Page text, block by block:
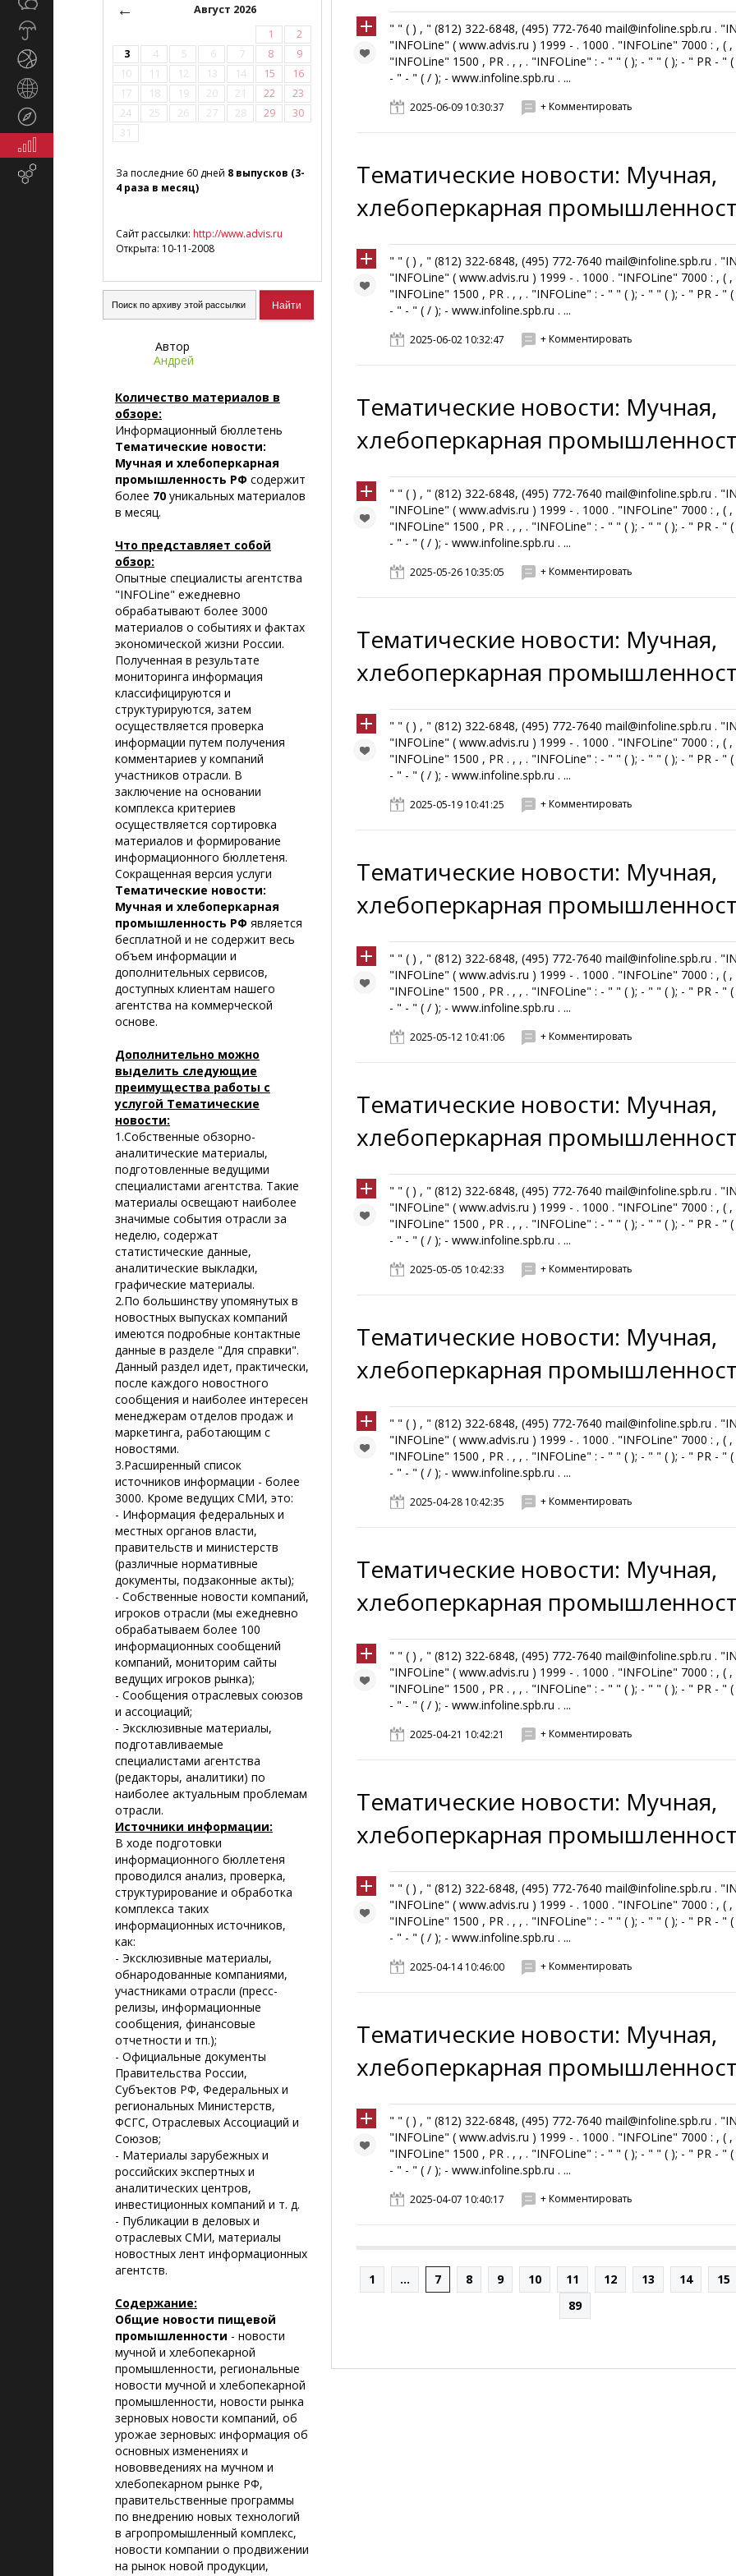
Экономика
маркетинг
←
Август 2026
1
2
3
4 5 6 7 8
9
10
11 12 13 14 15
16
17
18 19 20 21 22
23
24
25 26 27 28 29
30
31
За последние 60 дней 8 выпусков (3-
4 раза в месяц)
Сайт рассылки: http://www.advis.ru
Открыта: 10-11-2008
Автор
Андрей
Количество материалов в
обзоре:
Информационный бюллетень
Тематические новости:
Мучная и хлебоперкарная
промышленность РФ содержит
более 70 уникальных материалов
в месяц.
Что представляет собой
обзор:
Опытные специалисты агентства
"INFOLine" ежедневно
обрабатывают более 3000
материалов о событиях и фактах
экономической жизни России.
Полученная в результате
мониторинга информация
классифицируются и
структурируются, затем
осуществляется проверка
информации путем получения
комментариев у компаний
участников отрасли. В
заключение на основании
комплекса критериев
осуществляется сортировка
материалов и формирование
информационного бюллетеня.
Сокращенная версия услуги
Тематические новости:
Мучная и хлебоперкарная
промышленность РФ является
бесплатной и не содержит весь
объем информации и
дополнительных сервисов,
доступных клиентам нашего
агентства на коммерческой
основе.
Дополнительно можно
выделить следующие
преимущества работы с
услугой Тематические
новости:
1.Собственные обзорно-
аналитические материалы,
подготовленные ведущими
специалистами агентства. Такие
материалы освещают наиболее
значимые события отрасли за
неделю, содержат
статистические данные,
аналитические выкладки,
графические материалы.
2.По большинству упомянутых в
новостных выпусках компаний
имеются подробные контактные
данные в разделе "Для справки".
Данный раздел идет, практически,
после каждого новостного
сообщения и наиболее интересен
менеджерам отделов продаж и
маркетинга, работающим с
новостями.
3.Расширенный список
источников информации - более
3000. Кроме ведущих СМИ, это:
- Информация федеральных и
местных органов власти,
правительств и министерств
(различные нормативные
документы, подзаконные акты);
- Собственные новости компаний,
игроков отрасли (мы ежедневно
обрабатываем более 100
информационных сообщений
компаний, мониторим сайты
ведущих игроков рынка);
- Сообщения отраслевых союзов
и ассоциаций;
- Эксклюзивные материалы,
подготавливаемые
специалистами агентства
(редакторы, аналитики) по
наиболее актуальным проблемам
отрасли.
Источники информации:
В ходе подготовки
информационного бюллетеня
проводился анализ, проверка,
структурирование и обработка
комплекса таких
информационных источников,
как:
- Эксклюзивные материалы,
обнародованные компаниями,
участниками отрасли (пресс-
релизы, информационные
сообщения, финансовые
отчетности и тп.);
- Официальные документы
Правительства России,
Субъектов РФ, Федеральных и
региональных Министерств,
ФСГС, Отраслевых Ассоциаций и
Союзов;
- Материалы зарубежных и
российских экспертных и
аналитических центров,
инвестиционных компаний и т. д.
- Публикации в деловых и
отраслевых СМИ, материалы
новостных лент информационных
агентств.
Содержание:
Общие новости пищевой
промышленности - новости
мучной и хлебопекарной
промышленности, региональные
новости мучной и хлебопекарной
промышленности, новости рынка
зерновых новости компаний, об
урожае зерновых: информация об
основных изменениях и
нововведениях на мучном и
хлебопекарном рынке РФ,
правительственные программы
по внедрению новых технологий
в агропромышленный комплекс,
новости компании о продвижении
на рынок новой продукции,
" " ( ) , " (812) 322-6848, (495) 772-7640 mail@infoline.spb.ru .
"INFOLine" ( www.advis.ru ) 1999 - . 1000 . "INFOLine" 7000 : , ( ,
"INFOLine" 1500 , PR . , , . "INFOLine" : - " " ( ); - " " ( ); - " PR - " (
- " - " ( / ); - www.infoline.spb.ru . ...
2025-06-09 10:30:37 + Комментировать
Тематические новости: Мучная,
хлебоперкарная
" " ( ) , " (812) 322-6848, (495) 772-7640 mail@infoline.spb.ru .
"INFOLine" ( www.advis.ru ) 1999 - . 1000 . "INFOLine" 7000 : , ( ,
"INFOLine" 1500 , PR . , , . "INFOLine" : - " " ( ); - " " ( ); - " PR - " (
- " - " ( / ); - www.infoline.spb.ru . ...
2025-06-02 10:32:47 + Комментировать
Тематические новости: Мучная,
хлебоперкарная
" " ( ) , " (812) 322-6848, (495) 772-7640 mail@infoline.spb.ru .
"INFOLine" ( www.advis.ru ) 1999 - . 1000 . "INFOLine" 7000 : , ( ,
"INFOLine" 1500 , PR . , , . "INFOLine" : - " " ( ); - " " ( ); - " PR - " (
- " - " ( / ); - www.infoline.spb.ru . ...
2025-05-26 10:35:05 + Комментировать
Тематические новости: Мучная,
хлебоперкарная
" " ( ) , " (812) 322-6848, (495) 772-7640 mail@infoline.spb.ru .
"INFOLine" ( www.advis.ru ) 1999 - . 1000 . "INFOLine" 7000 : , ( ,
"INFOLine" 1500 , PR . , , . "INFOLine" : - " " ( ); - " " ( ); - " PR - " (
- " - " ( / ); - www.infoline.spb.ru . ...
2025-05-19 10:41:25 + Комментировать
Тематические новости: Мучная,
хлебоперкарная
" " ( ) , " (812) 322-6848, (495) 772-7640 mail@infoline.spb.ru .
"INFOLine" ( www.advis.ru ) 1999 - . 1000 . "INFOLine" 7000 : , ( ,
"INFOLine" 1500 , PR . , , . "INFOLine" : - " " ( ); - " " ( ); - " PR - " (
- " - " ( / ); - www.infoline.spb.ru . ...
2025-05-12 10:41:06 + Комментировать
Тематические новости: Мучная,
хлебоперкарная
" " ( ) , " (812) 322-6848, (495) 772-7640 mail@infoline.spb.ru .
"INFOLine" ( www.advis.ru ) 1999 - . 1000 . "INFOLine" 7000 : , ( ,
"INFOLine" 1500 , PR . , , . "INFOLine" : - " " ( ); - " " ( ); - " PR - " (
- " - " ( / ); - www.infoline.spb.ru . ...
2025-05-05 10:42:33 + Комментировать
Тематические новости: Мучная,
хлебоперкарная
" " ( ) , " (812) 322-6848, (495) 772-7640 mail@infoline.spb.ru .
"INFOLine" ( www.advis.ru ) 1999 - . 1000 . "INFOLine" 7000 : , ( ,
"INFOLine" 1500 , PR . , , . "INFOLine" : - " " ( ); - " " ( ); - " PR - " (
- " - " ( / ); - www.infoline.spb.ru . ...
2025-04-28 10:42:35 + Комментировать
Тематические новости: Мучная,
хлебоперкарная
" " ( ) , " (812) 322-6848, (495) 772-7640 mail@infoline.spb.ru .
"INFOLine" ( www.advis.ru ) 1999 - . 1000 . "INFOLine" 7000 : , ( ,
"INFOLine" 1500 , PR . , , . "INFOLine" : - " " ( ); - " " ( ); - " PR - " (
- " - " ( / ); - www.infoline.spb.ru . ...
2025-04-21 10:42:21 + Комментировать
Тематические новости: Мучная,
хлебоперкарная
" " ( ) , " (812) 322-6848, (495) 772-7640 mail@infoline.spb.ru .
"INFOLine" ( www.advis.ru ) 1999 - . 1000 . "INFOLine" 7000 : , ( ,
"INFOLine" 1500 , PR . , , . "INFOLine" : - " " ( ); - " " ( ); - " PR - " (
- " - " ( / ); - www.infoline.spb.ru . ...
2025-04-14 10:46:00 + Комментировать
Тематические новости: Мучная,
хлебоперкарная
" " ( ) , " (812) 322-6848, (495) 772-7640 mail@infoline.spb.ru .
"INFOLine" ( www.advis.ru ) 1999 - . 1000 . "INFOLine" 7000 : , ( ,
"INFOLine" 1500 , PR . , , . "INFOLine" : - " " ( ); - " " ( ); - " PR - " (
- " - " ( / ); - www.infoline.spb.ru . ...
2025-04-07 10:40:17 + Комментировать
1 ... 7 8 9 10 11 12 13 14 15
89